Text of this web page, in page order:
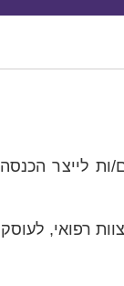
ות לייצר
רפואי,